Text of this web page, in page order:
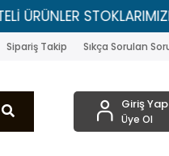
STOKLARIMIZDA!...
Sipariş Takip Sıkça Sorulan
Giriş Yap
Üye Ol